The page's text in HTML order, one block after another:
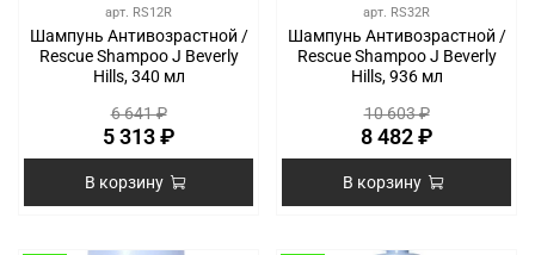
арт. RS12R
Шампунь Антивозрастной /
Rescue Shampoo J Beverly
Hills, 340 мл
6 641 ₽
5 313 ₽
В корзину
арт. RS32R
Шампунь Антивозрастной /
Rescue Shampoo J Beverly
Hills, 936 мл
10 603 ₽
8 482 ₽
В корзину